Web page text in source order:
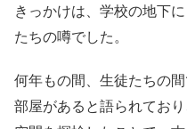
きっかけは、学校の地下
たちの噂でした。
何年もの間、生徒たちの
部屋があると語られてお